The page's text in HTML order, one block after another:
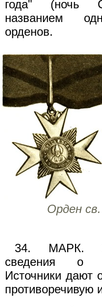
года" (ночь
названием
орденов.
Орден
34. МАРК.
сведения о
Источники дают